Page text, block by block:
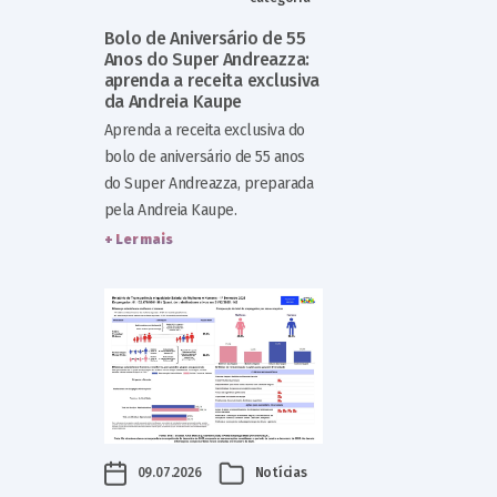
Bolo de Aniversário de 55
Anos do Super Andreazza:
aprenda a receita exclusiva
da Andreia Kaupe
Aprenda a receita exclusiva do
bolo de aniversário de 55 anos
do Super Andreazza, preparada
pela Andreia Kaupe.
+ Ler mais
09.07.2026 Notícias